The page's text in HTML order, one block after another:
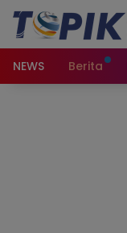
Langsung
konten
NEWS
Berita